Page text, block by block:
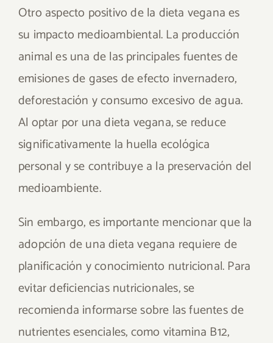
Otro aspecto positivo de la dieta vegana es
su impacto medioambiental. La producción
animal es una de las principales fuentes de
emisiones de gases de efecto invernadero,
deforestación y consumo excesivo de agua.
Al optar por una dieta vegana, se reduce
significativamente la huella ecológica
personal y se contribuye a la preservación del
medioambiente.
Sin embargo, es importante mencionar que la
adopción de una dieta vegana requiere de
planificación y conocimiento nutricional. Para
evitar deficiencias nutricionales, se
recomienda informarse sobre las fuentes de
nutrientes esenciales, como vitamina B12,